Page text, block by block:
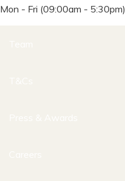
Mon - Fri (09:00am - 5:30pm)